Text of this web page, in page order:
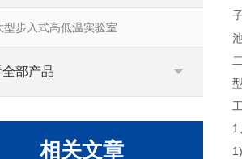
型步入式高低温实验室
部产品
相关文章